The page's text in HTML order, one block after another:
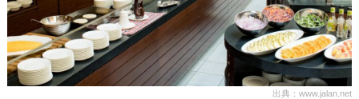
出典：www.jalan.net